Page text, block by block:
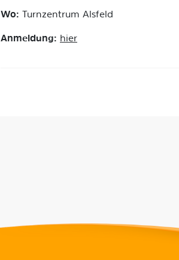
Wo: Turnzentrum Alsfeld
Anmeldung: hier